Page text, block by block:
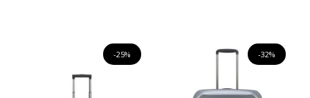
-25% -32%